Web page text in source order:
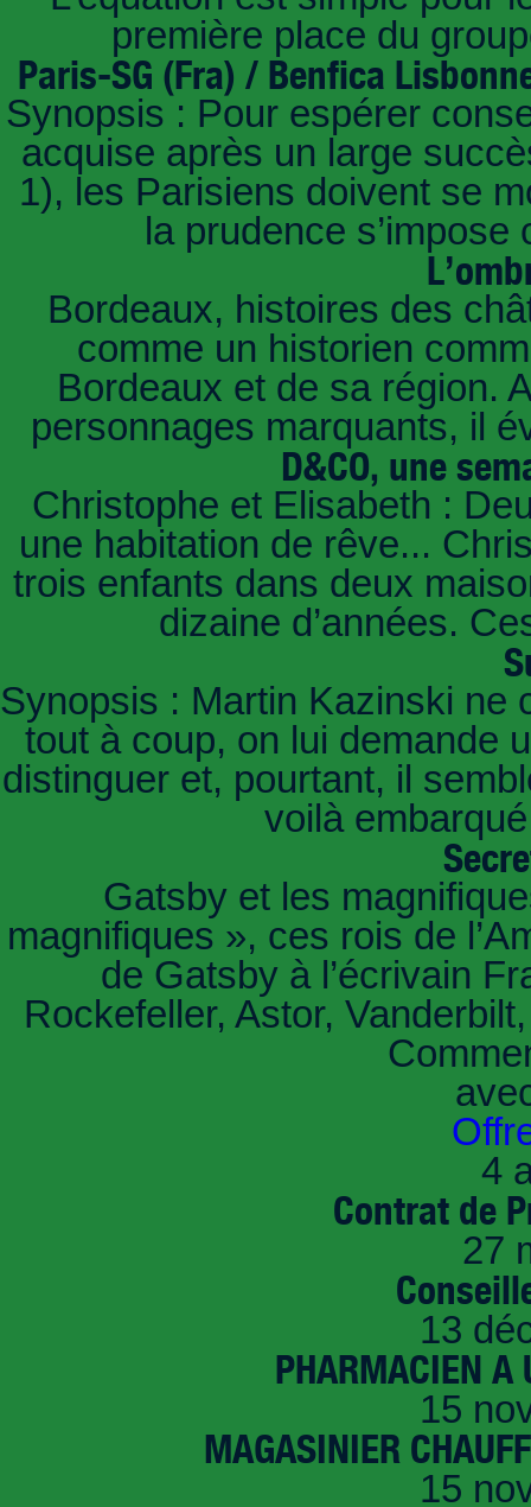
première place du
Paris-SG (Fra) / Benfica
Synopsis : Pour espérer
acquise après un large
1), les Parisiens doivent se
la prudence
Bordeaux, histoires des
comme un historien
Bordeaux et de sa région.
personnages marquants, il
D&CO, une
Christophe et Elisabeth :
une habitation de rêve...
trois enfants dans deux
dizaine d’années.
Synopsis : Martin Kazinski ne
tout à coup, on lui demande
distinguer et, pourtant, il
voilà
Gatsby et les
magnifiques », ces rois de
de Gatsby à l’écrivain
Rockefeller, Astor,
4
Contrat de
27
13
PHARMACIEN A
15
MAGASINIER
15